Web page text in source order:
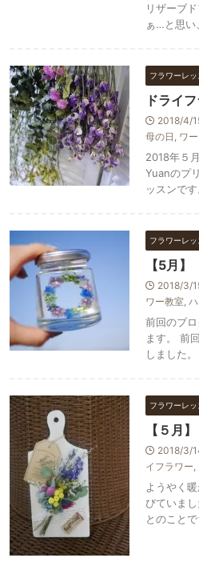
リザーブ
ぁ…と思い
フラワーレッ
ドライ
2018/4/
母の日 ワ
2018年５
Yuanのプ
ッスンで
フラワーレッ
【5月
2018/3/
ワー教室
前回のブ
ます。 前
しました
フラワーレッ
【５月
2018/3/
イフラワー
ようやく
びていま
とのこと